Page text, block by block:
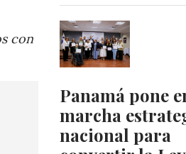
con
Panamá pone
marcha
nacional para